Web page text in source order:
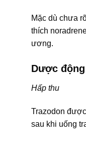
Mặc dù chưa
thích
ương.
Dược
Hấp thu
Trazodon
sau khi uống